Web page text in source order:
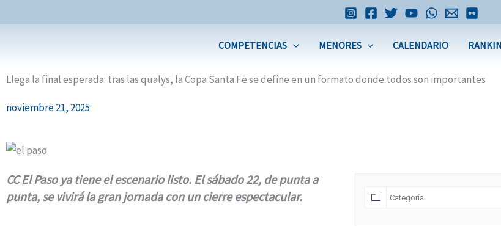
al
COMPETENCIAS MENORES CALENDARIO
Llega la final esperada: tras las qualys, la Copa Santa Fe se define en un formato donde todos son importantes
noviembre 21, 2025
CC El Paso ya tiene el escenario listo. El sábado 22, de punta a
punta, se vivirá la gran jornada con un cierre espectacular.